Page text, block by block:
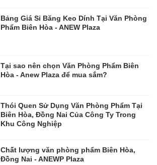
Bảng Giá Sỉ Băng Keo Dính Tại Văn Phòng
Phẩm Biên Hòa - ANEW Plaza
Tại sao nên chọn Văn Phòng Phẩm Biên
Hòa - Anew Plaza để mua sắm?
Thói Quen Sử Dụng Văn Phòng Phẩm Tại
Biên Hòa, Đồng Nai Của Công Ty Trong
Khu Công Nghiệp
Chất lượng văn phòng phẩm Biên Hòa,
Đồng Nai - ANEWP Plaza